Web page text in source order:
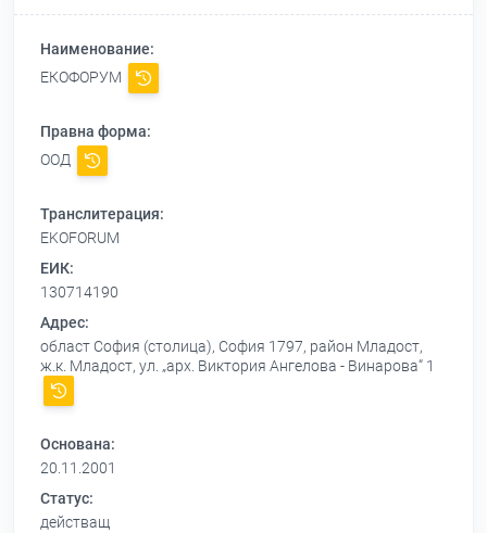
Наименование:
ЕКОФОРУМ
Правна форма:
ООД
Транслитерация:
EKOFORUM
ЕИК:
130714190
Адрес:
област София (столица), София 1797, район Младост,
ж.к. Младост, ул. „арх. Виктория Ангелова - Винарова“ 1
Основана:
20.11.2001
Статус:
действащ